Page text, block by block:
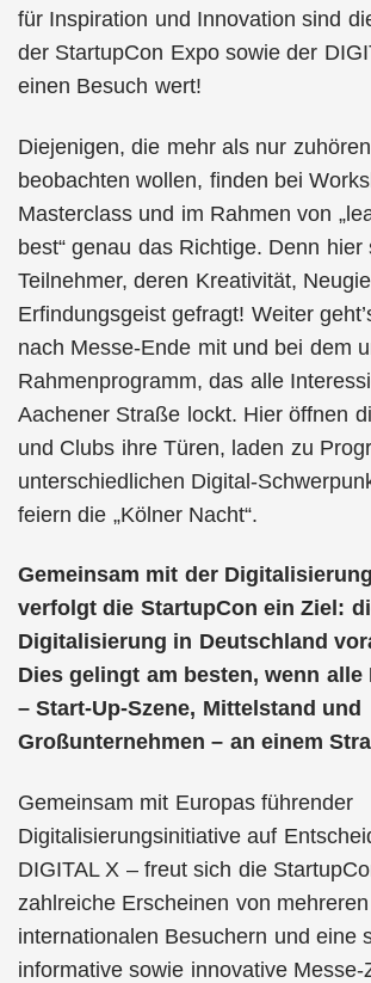
für Inspiration und Innovation sind
der StartupCon Expo sowie der
einen Besuch wert!
Diejenigen, die mehr als nur
beobachten wollen, finden bei
Masterclass und im Rahmen von
best“ genau das Richtige. Denn hier
Teilnehmer, deren Kreativität,
Erfindungsgeist gefragt! Weiter
nach Messe-Ende mit und bei dem
Rahmenprogramm, das alle
Aachener Straße lockt. Hier öffnen
und Clubs ihre Türen, laden zu
unterschiedlichen Digital-
feiern die „Kölner Nacht“.
Gemeinsam mit der
verfolgt die StartupCon ein Ziel:
Digitalisierung in Deutschland
Dies gelingt am besten, wenn alle
– Start-Up-Szene, Mittelstand und
Großunternehmen – an einem
Gemeinsam mit Europas führender
Digitalisierungsinitiative auf
DIGITAL X – freut sich die
zahlreiche Erscheinen von
internationalen Besuchern und eine
informative sowie innovative Messe-